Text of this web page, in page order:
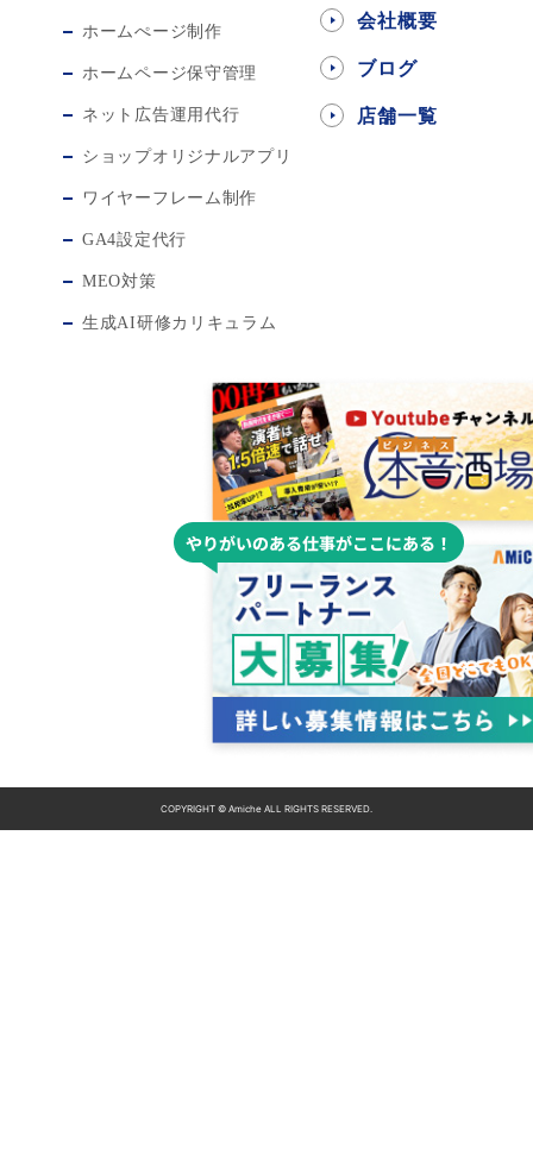
ホームぺージ制作
ホームページ保守管理
ネット広告運用代行
ショップオリジナルアプリ
ワイヤーフレーム制作
GA4設定代行
MEO対策
生成AI研修カリキュラム
会社概要
ブログ
店舗一覧
COPYRIGHT © Amiche ALL RIGHTS RESERVED.